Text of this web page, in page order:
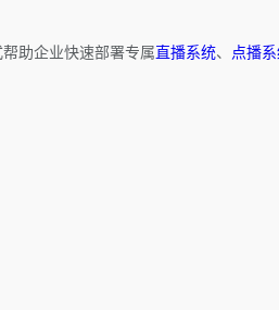
助企业快速部署专属直播系统、 点播